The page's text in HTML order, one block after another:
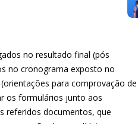
no resultado final (pós
no cronograma exposto no
para comprovação de
os formulários junto aos
referidos documentos, que